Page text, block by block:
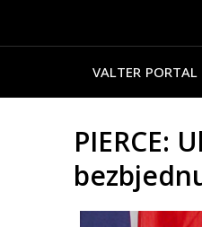
VALTER PORTAL
PIERCE: